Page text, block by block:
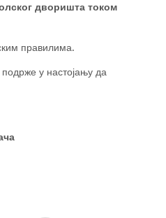
дворишта током
правилима.
у настојању да